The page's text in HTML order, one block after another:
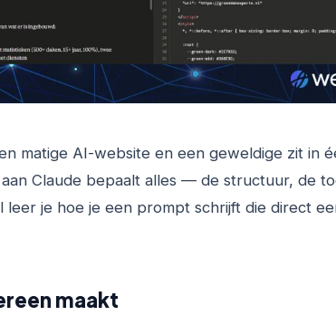
matige AI-website en een geweldige zit in
Claude bepaalt alles — de structuur, de
leer je hoe je een prompt schrijft die direct
maakt